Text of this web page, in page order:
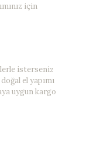
için
isterseniz
el yapımı
uygun kargo